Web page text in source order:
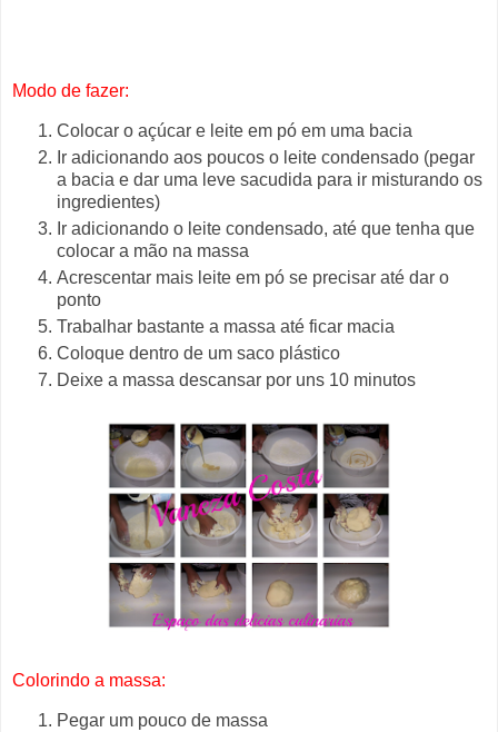
Modo de fazer:
Colocar o açúcar e leite em pó em uma bacia
Ir adicionando aos poucos o leite condensado (pegar
a bacia e dar uma leve sacudida para ir misturando os
ingredientes)
Ir adicionando o leite condensado, até que tenha que
colocar a mão na massa
Acrescentar mais leite em pó se precisar até dar o
ponto
Trabalhar bastante a massa até ficar macia
Coloque dentro de um saco plástico
Deixe a massa descansar por uns 10 minutos
Colorindo a massa:
Pegar um pouco de massa